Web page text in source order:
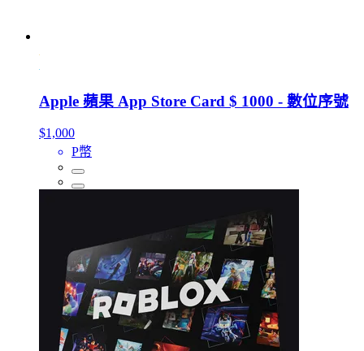
Apple 蘋果 App Store Card $ 1000 - 數位序號
$1,000
P幣